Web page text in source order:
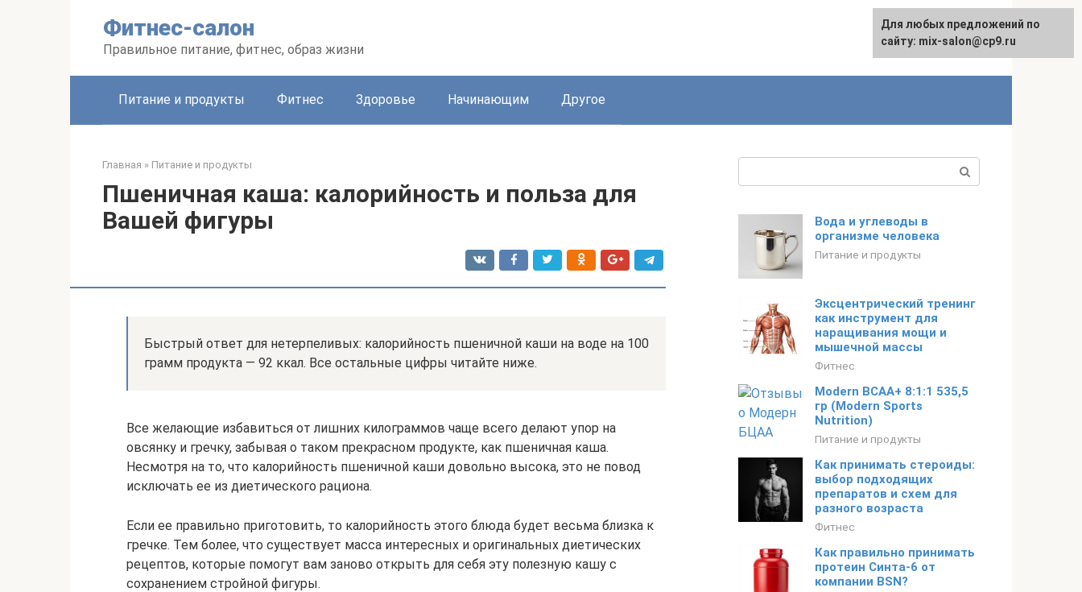
Фитнес-салон
Правильное питание, фитнес, образ жизни
Питание и продукты Фитнес Здоровье Начинающим Другое
Главная » Питание и продукты
Пшеничная каша: калорийность и польза для
Вашей фигуры
Быстрый ответ для нетерпеливых: калорийность пшеничной каши на воде на 100
грамм продукта — 92 ккал. Все остальные цифры читайте ниже.
Все желающие избавиться от лишних килограммов чаще всего делают упор на
овсянку и гречку, забывая о таком прекрасном продукте, как пшеничная каша.
Несмотря на то, что калорийность пшеничной каши довольно высока, это не повод
исключать ее из диетического рациона.
Если ее правильно приготовить, то калорийность этого блюда будет весьма близка к
гречке. Тем более, что существует масса интересных и оригинальных диетических
рецептов, которые помогут вам заново открыть для себя эту полезную кашу с
сохранением стройной фигуры.
Вода и углеводы в
организме человека
Питание и продукты
Эксцентрический тренинг
как инструмент для
наращивания мощи и
мышечной массы
Фитнес
Modern BCAA+ 8:1:1 535,5
гр (Modern Sports
Nutrition)
Питание и продукты
Как принимать стероиды:
выбор подходящих
препаратов и схем для
разного возраста
Фитнес
Как правильно принимать
протеин Синта-6 от
компании BSN?
Для любых предложений по
сайту: mix-salon@cp9.ru